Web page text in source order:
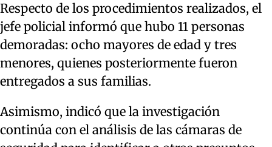
Respecto de los procedimientos realizados, el
jefe policial informó que hubo 11 personas
demoradas: ocho mayores de edad y tres
menores, quienes posteriormente fueron
entregados a sus familias.
Asimismo, indicó que la investigación
continúa con el análisis de las cámaras de